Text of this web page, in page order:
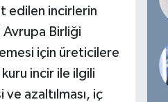
edilen incirlerin
Birliği
için üreticilere
kuru incir ile ilgili
azaltılması, iç